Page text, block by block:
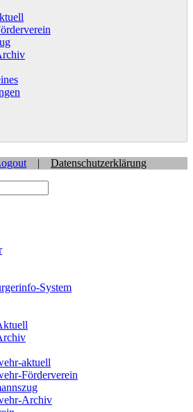
| Datenschutzerklärung
System
aktuell
Förderverein
Archiv